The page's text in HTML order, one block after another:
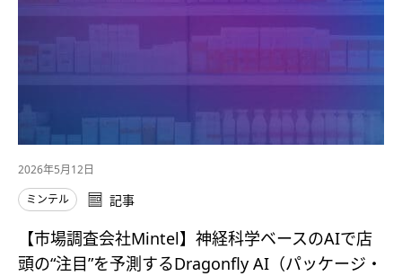
2026年5月12日
ミンテル
記事
【市場調査会社Mintel】神経科学ベースのAIで店
頭の“注目”を予測するDragonfly AI（パッケージ・